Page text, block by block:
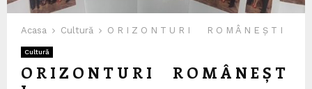
Acasa Cultură O R I Z O N T U R I R O M Â N E Ș T I
Cultură
O R I Z O N T U R I R O M Â N E Ș T